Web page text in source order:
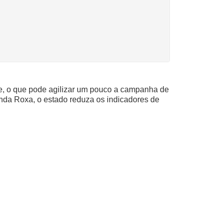
o que pode agilizar um pouco a campanha de
Roxa, o estado reduza os indicadores de